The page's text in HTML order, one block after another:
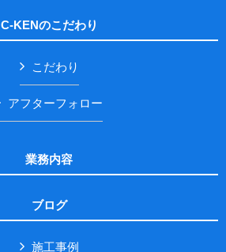
C-KENのこだわり
こだわり
アフターフォロー
業務内容
ブログ
施工事例